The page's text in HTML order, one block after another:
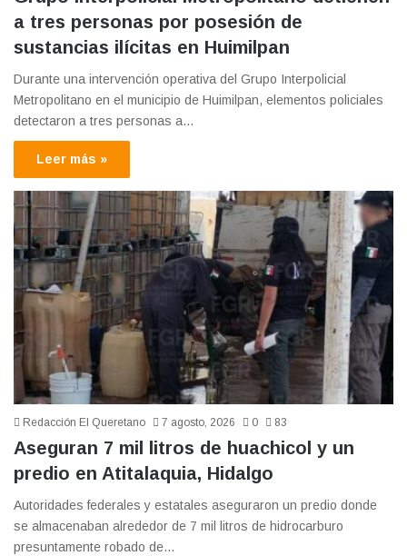
a tres personas por posesión de
sustancias ilícitas en Huimilpan
Durante una intervención operativa del Grupo Interpolicial
Metropolitano en el municipio de Huimilpan, elementos policiales
detectaron a tres personas a…
Leer más »
Redacción El Queretano 7 agosto, 2026 0 83
Aseguran 7 mil litros de huachicol y un
predio en Atitalaquia, Hidalgo
Autoridades federales y estatales aseguraron un predio donde
se almacenaban alrededor de 7 mil litros de hidrocarburo
presuntamente robado de…